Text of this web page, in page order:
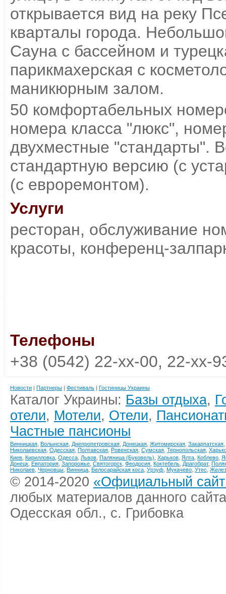
открывается вид на реку
кварталы города.
Сауна с бассейном и
парикмахерская с
маникюрным залом.
50 комфортабельных
номера класса "люкс",
двухместные "стандарты".
стандартную версию (с
(с евроремонтом).
Услуги
ресторан, обслуживание
красоты, конференц-
Телефоны
+38 (0542) 22-xx-00, 22-xx-
Новости | Партнеры | Фестиваль | Гостиницы Украины
Каталог Украины: Базы отдыха,
отели, Мотели, Отели,
Частные пансионы
Винницкая Волынская Днепропетровская Донецкая Житомирская Закарпатская
Николаевская Одесская Полтавская Ровенская Сумская Тернопольская
Киев Кирилловка Одесса Львов Паляница (Буковель) Харьков Ялта Коблево
Донецк Евпатория Запорожье Святогорск Феодосия Коктебель Драгобрат,
Николаев Черновцы Винница Белосарайская коса Урзуф Мукачево Утес
© 2014-2020 «Официальный сайт
любых материалов данного
Одесская обл., с. Грибовка